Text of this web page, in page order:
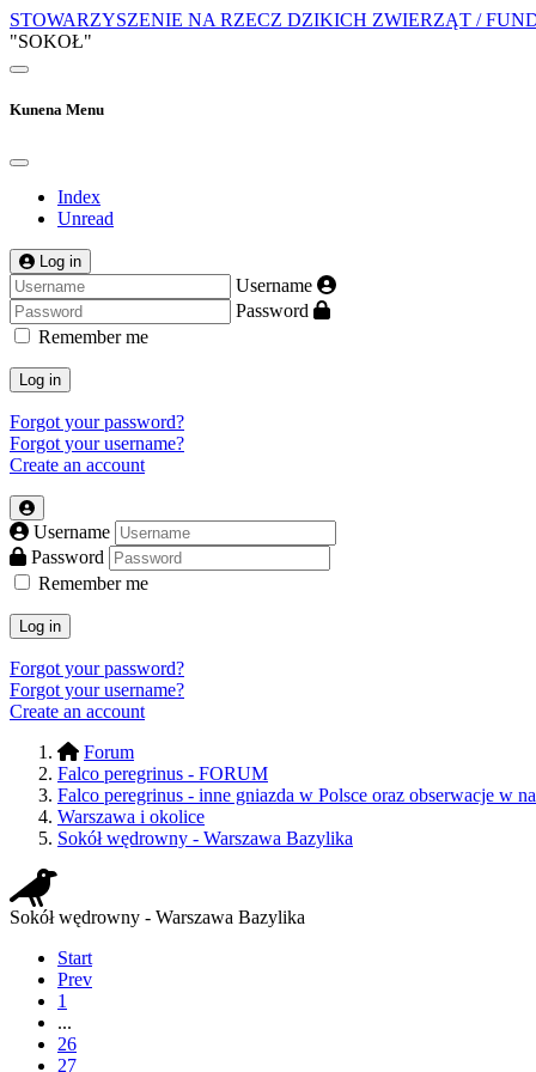
STOWARZYSZENIE NA RZECZ DZIKICH ZWIERZĄT /
"SOKOŁ"
Kunena Menu
Index
Unread
Log in
Username
Password
Remember me
Log in
Forgot your password?
Forgot your username?
Create an account
Username
Password
Remember me
Log in
Forgot your password?
Forgot your username?
Create an account
Forum
Falco peregrinus - FORUM
Falco peregrinus - inne gniazda w Polsce oraz obserwacje w
Warszawa i okolice
Sokół wędrowny - Warszawa Bazylika
Sokół wędrowny - Warszawa Bazylika
Start
Prev
1
...
26
27